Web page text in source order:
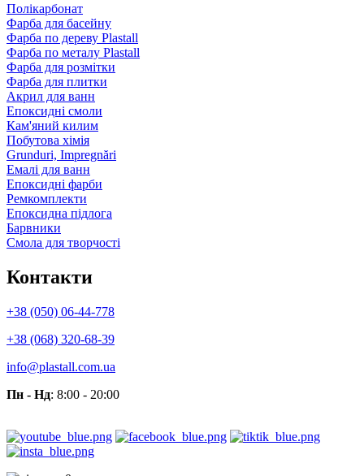
Полікарбонат
Фарба для басейну
Фарба по дереву Plastall
Фарба по металу Plastall
Фарба для розмітки
Фарба для плитки
Акрил для ванн
Епоксидні смоли
Кам'яний килим
Побутова хімія
Grunduri, Impregnări
Емалі для ванн
Епоксидні фарби
Ремкомплекти
Епоксидна підлога
Барвники
Смола для творчості
Контакти
+38 (050) 06-44-778
+38 (068) 320-68-39
info@plastall.com.ua
Пн - Нд: 8:00 - 20:00